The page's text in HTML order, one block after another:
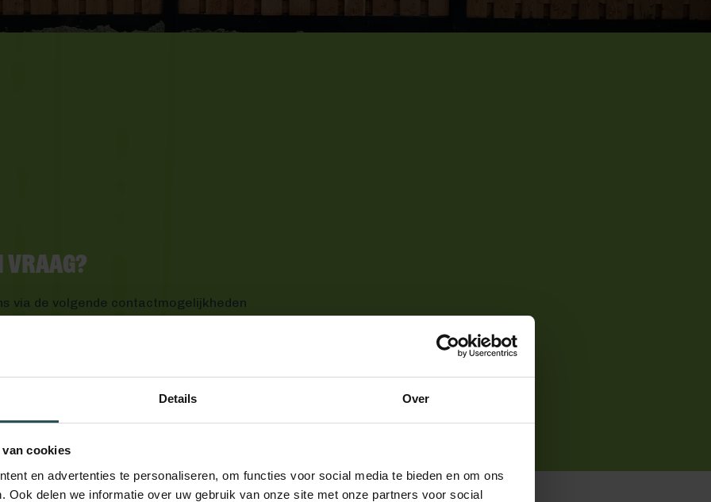
Details Over
cookies
en advertenties te personaliseren, om functies voor social media te bieden en om ons
Ook delen we informatie over uw gebruik van onze site met onze partners voor social
vraag?
via de volgende contactmogelijkheden